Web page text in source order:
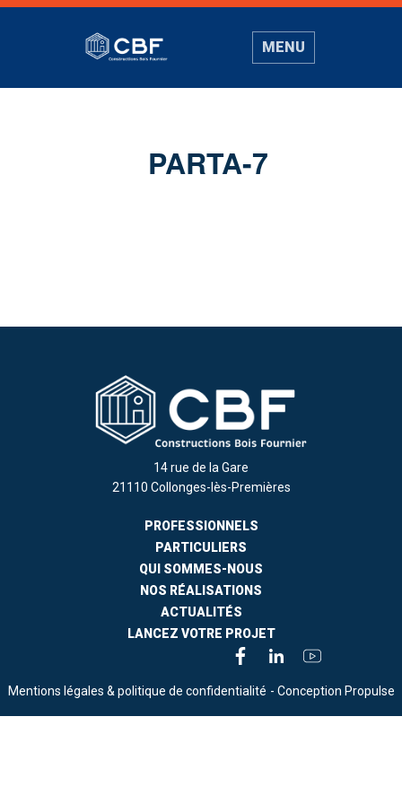
MENU
PARTA-7
14 rue de la Gare
21110 Collonges-lès-Premières
PROFESSIONNELS
PARTICULIERS
QUI SOMMES-NOUS
NOS RÉALISATIONS
ACTUALITÉS
LANCEZ VOTRE PROJET
Mentions légales & politique de confidentialité - Conception Propulse